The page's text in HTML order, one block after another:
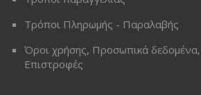
Τρόποι Πληρωμής - Παραλαβής
Όροι χρήσης, Προσωπικά δεδομένα,
Επιστροφές